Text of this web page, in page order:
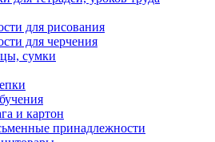
для рисования
для черчения
сумки
и картон
принадлежности